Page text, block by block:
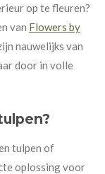
op te fleuren?
van Flowers by
nauwelijks van
door in volle
tulpen of
oplossing voor